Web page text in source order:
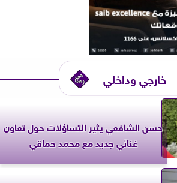
خارجي وداخلي
حسن الشافعي يثير التساؤلات حول تعاون
غنائي جديد مع محمد حماقي